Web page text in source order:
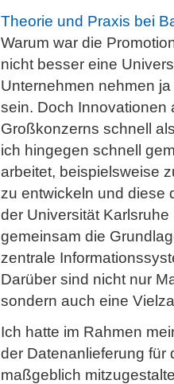
Theorie und Praxis bei
Warum war die
nicht besser eine
Unternehmen nehmen
sein. Doch Innovationen
Großkonzerns schnell
ich hingegen schnell
arbeitet, beispielsweise
zu entwickeln und diese
der Universität
gemeinsam die
zentrale
Darüber sind nicht nur
sondern auch eine
Ich hatte im Rahmen
der Datenanlieferung für
maßgeblich